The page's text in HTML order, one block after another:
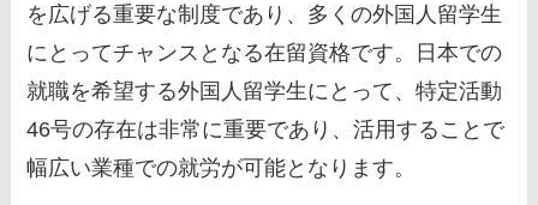
を広げる重要な制度であり、多くの外国人留学生
にとってチャンスとなる在留資格です。日本での
就職を希望する外国人留学生にとって、特定活動
46号の存在は非常に重要であり、活用することで
幅広い業種での就労が可能となります。